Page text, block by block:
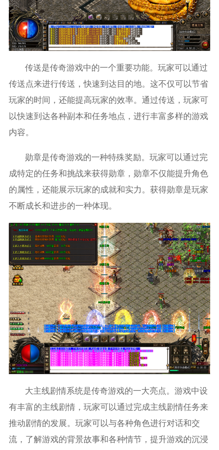
传送是传奇游戏中的一个重要功能。玩家可以通过
传送点来进行传送，快速到达目的地。这不仅可以节省
玩家的时间，还能提高玩家的效率。通过传送，玩家可
以快速到达各种副本和任务地点，进行丰富多样的游戏
内容。
勋章是传奇游戏的一种特殊奖励。玩家可以通过完
成特定的任务和挑战来获得勋章，勋章不仅能提升角色
的属性，还能展示玩家的成就和实力。获得勋章是玩家
不断成长和进步的一种体现。
大主线剧情系统是传奇游戏的一大亮点。游戏中设
有丰富的主线剧情，玩家可以通过完成主线剧情任务来
推动剧情的发展。玩家可以与各种角色进行对话和交
流，了解游戏的背景故事和各种情节，提升游戏的沉浸